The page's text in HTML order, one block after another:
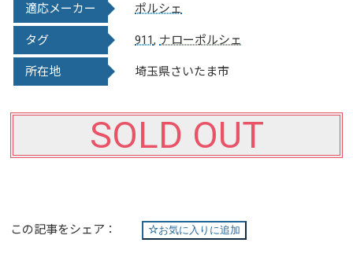
適応メーカー ポルシェ
タグ 911, ナローポルシェ
所在地 埼玉県さいたま市
SOLD OUT
この記事をシェア： お気に入りに追加